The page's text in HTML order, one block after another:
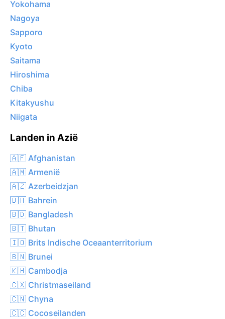
Yokohama
Nagoya
Sapporo
Kyoto
Saitama
Hiroshima
Chiba
Kitakyushu
Niigata
Landen in Azië
🇦🇫 Afghanistan
🇦🇲 Armenië
🇦🇿 Azerbeidzjan
🇧🇭 Bahrein
🇧🇩 Bangladesh
🇧🇹 Bhutan
🇮🇴 Brits Indische Oceaanterritorium
🇧🇳 Brunei
🇰🇭 Cambodja
🇨🇽 Christmaseiland
🇨🇳 Chyna
🇨🇨 Cocoseilanden